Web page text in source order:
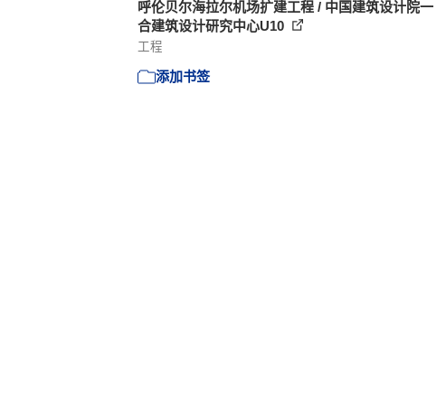
呼伦贝尔海拉尔机场扩建工程 / 中国建筑设计院一
合建筑设计研究中心U10
工程
添加书签